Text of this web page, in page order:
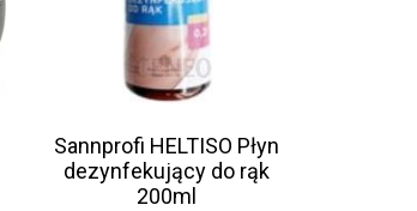
Sannprofi HELTISO Płyn
dezynfekujący do rąk
200ml